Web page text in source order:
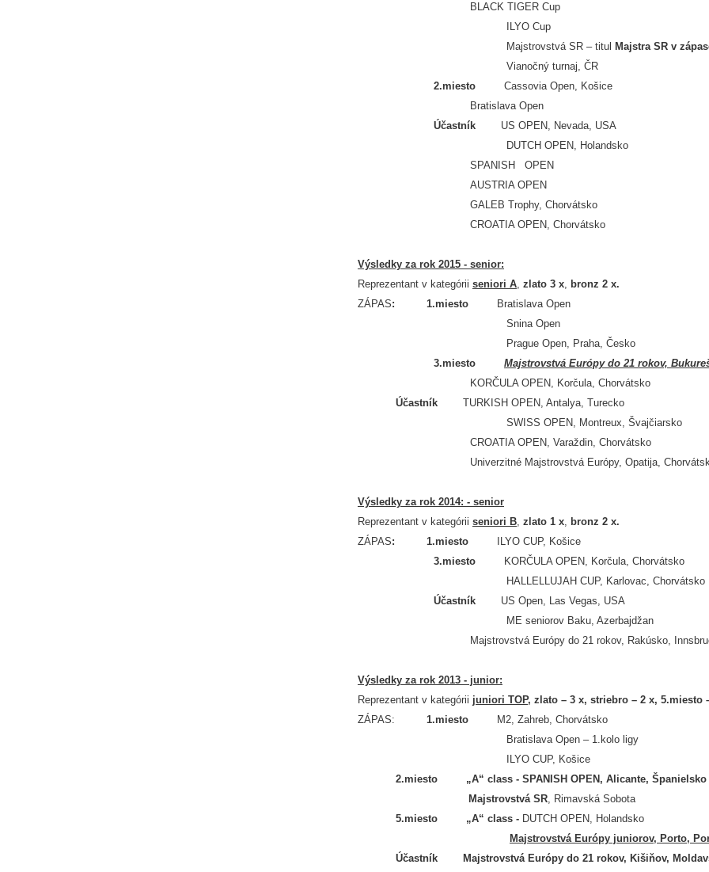
BLACK TIGER Cup
ILYO Cup
Majstrovstvá SR – titul Majstra SR v
Vianočný turnaj, ČR
2.miesto Cassovia Open, Košice
Bratislava Open
Účastník US OPEN, Nevada, USA
DUTCH OPEN, Holandsko
SPANISH OPEN
AUSTRIA OPEN
GALEB Trophy, Chorvátsko
CROATIA OPEN, Chorvátsko
Výsledky za rok 2015 - senior:
Reprezentant v kategórii seniori A, zlato 3 x, bronz 2 x.
ZÁPAS: 1.miesto
Bratislava Open
Snina Open
Prague Open, Praha, Česko
3.miesto Majstrovstvá Európy do 21 rokov,
KORČULA OPEN, Korčula, Chorvátsko
Účastník TURKISH OPEN, Antalya, Turecko
SWISS OPEN, Montreux, Švajčiarsko
CROATIA OPEN, Varaždin, Chorvátsko
Univerzitné Majstrovstvá Európy, Opatija,
Výsledky za rok 2014: - senior
Reprezentant v kategórii seniori B, zlato 1 x, bronz 2 x.
ZÁPAS: 1.miesto
ILYO CUP, Košice
3.miesto
KORČULA OPEN, Korčula, Chorvátsko
HALLELLUJAH CUP, Karlovac, Chorvátsko
Účastník US Open, Las Vegas, USA
ME seniorov Baku, Azerbajdžan
Majstrovstvá Európy do 21 rokov, Rakúsko,
Výsledky za rok 2013 - junior:
Reprezentant v kategórii juniori TOP, zlato – 3 x, striebro – 2 x, 5.miesto
ZÁPAS: 1.miesto
M2, Zahreb, Chorvátsko
Bratislava Open – 1.kolo ligy
ILYO CUP, Košice
2.miesto „A“ class - SPANISH OPEN, Alicante, Španielsko
Majstrovstvá SR, Rimavská Sobota
5.miesto „A“ class - DUTCH OPEN, Holandsko
Majstrovstvá Európy juniorov, Porto,
Účastník Majstrovstvá Európy do 21 rokov, Kišiňov,